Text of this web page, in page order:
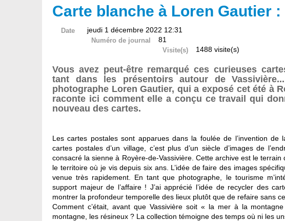
Carte blanche à Loren Gautier
Date jeudi 1 décembre 2022 12:31
Numéro de journal 81
Visite(s) 1488 visite(s)
Vous avez peut-être remarqué ces curieuses
tant dans les présentoirs autour de
photographe Loren Gautier, qui a exposé cet été à
raconte ici comment elle a conçu ce travail qui
nouveau des cartes.
Les cartes postales sont apparues dans la foulée de l’invention de
cartes postales d’un village, c’est plus d’un siècle d’images de
consacré la sienne à Royère-de-Vassivière. Cette archive est le
le territoire où je vis depuis six ans. L’idée de faire des images
venue très rapidement. En tant que photographe, le tourisme
support majeur de l’affaire ! J’ai apprécié l’idée de recycler des
montrer la profondeur temporelle des lieux plutôt que de refaire sans
Comment c’était, avant que Vassivière soit « la mer à la
montagne, les résineux ? La collection témoigne des temps où ni les